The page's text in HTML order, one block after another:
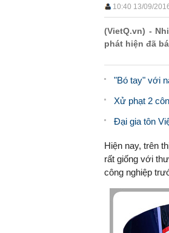
10:40 13/09/
(VietQ.vn) -
phát hiện đã
"Bó tay" với
Xử phạt 2
Đại gia tôn
Hiện nay, trên
rất giống với
công nghiệp